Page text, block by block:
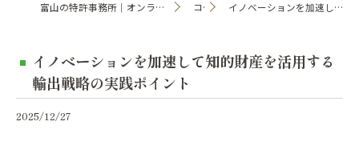
富山の特許事務所｜オンライン手続き・申請・出願なら「開口国際特許事務所」 コラム イノベーションを加速して知的財産を活用する輸出戦略の実践ポイント
イノベーションを加速して知的財産を活用する
輸出戦略の実践ポイント
2025/12/27